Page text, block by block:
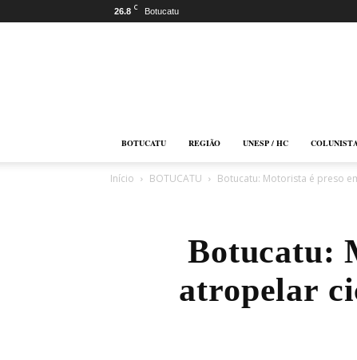
26.8 C Botucatu
BOTUCATU REGIÃO UNESP / HC
Início BOTUCATU Botucatu: Motorista é preso
Botucatu:
atropelar